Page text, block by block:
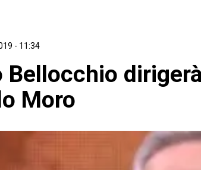
- 11:34
Bellocchio
Moro